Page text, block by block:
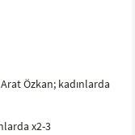
Özkan; kadınlarda
x2-3